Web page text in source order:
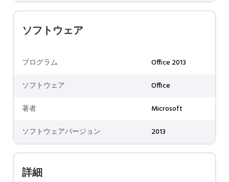
ソフトウェア
プログラム
Office 2013
ソフトウェア
Office
著者
Microsoft
ソフトウェアバージョン
2013
詳細